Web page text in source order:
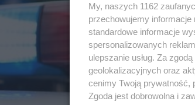
My, naszych 1162
przechowujemy informacje
standardowe informacje
spersonalizowanych
ulepszanie usług. Za
geolokalizacyjnych oraz
cenimy Twoją prywatność,
Zgoda jest dobrowolna i